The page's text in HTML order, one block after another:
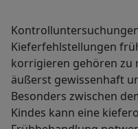
Kieferfehlstellungen
korrigieren gehören zu
äußerst gewissenhaft
Besonders zwischen
Kindes kann eine